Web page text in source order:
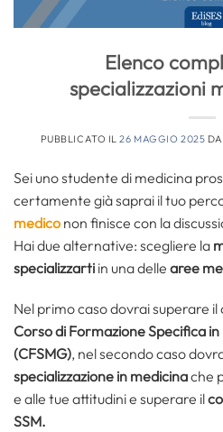
Elenco
specializzazioni
PUBBLICATO IL26 MAGGIO 2025 DA
Sei uno studente di medicina
certamente già saprai il tuo
medico non finisce con la
Hai due alternative: scegliere la
specializzarti in una delle aree
Nel primo caso dovrai superare il
Corso di Formazione Specifica
(CFSMG), nel secondo caso
specializzazione in medicinache
e alle tue attitudini e superare il
SSM.